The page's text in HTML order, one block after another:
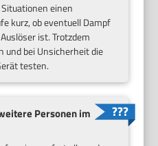
einen
kurz, ob eventuell Dampf
ist. Trotzdem
und bei Unsicherheit die
testen.
Personen im